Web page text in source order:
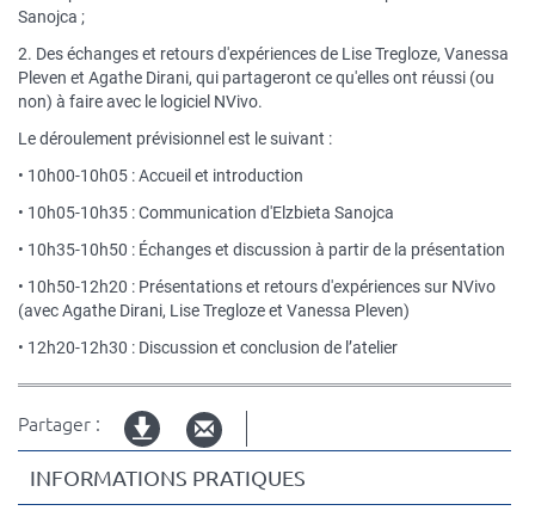
Sanojca ;
2. Des échanges et retours d'expériences de Lise Tregloze, Vanessa
Pleven et Agathe Dirani, qui partageront ce qu'elles ont réussi (ou
non) à faire avec le logiciel NVivo.
Le déroulement prévisionnel est le suivant :
• 10h00-10h05 : Accueil et introduction
• 10h05-10h35 : Communication d'Elzbieta Sanojca
• 10h35-10h50 : Échanges et discussion à partir de la présentation
• 10h50-12h20 : Présentations et retours d'expériences sur NVivo
(avec Agathe Dirani, Lise Tregloze et Vanessa Pleven)
• 12h20-12h30 : Discussion et conclusion de l’atelier
Partager :
Version
imprimable
INFORMATIONS PRATIQUES